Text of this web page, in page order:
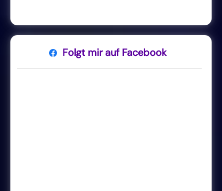
Folgt mir auf Facebook